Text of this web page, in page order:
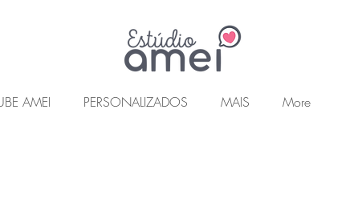
AMEI PERSONALIZADOS MAIS More